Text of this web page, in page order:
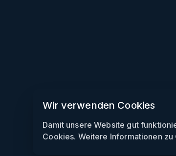
Wir verwenden Cookies
Damit unsere Website gut
Cookies. Weitere Informationen